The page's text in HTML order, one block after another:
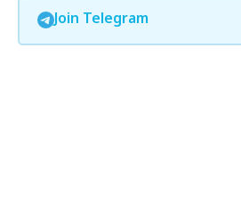
Join Telegram